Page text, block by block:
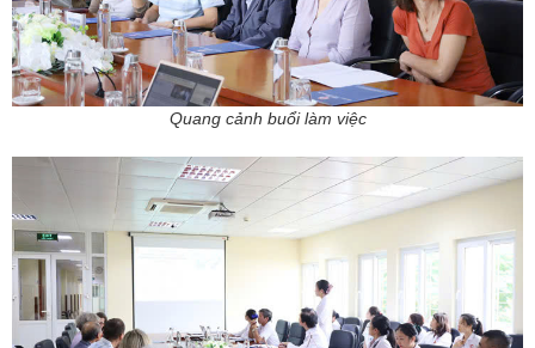
Quang cảnh buổi làm việc